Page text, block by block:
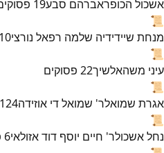
אשכול הכופראברהם סבע19
📜
מנחת שיידידיה שלמה רפאל נורצי10
📜
עיני משהאלשיך22 פסוקים
📜
אגרת שמואלר' שמואל די אוזידה124
📜
נחל אשכולר' חיים יוסף דוד אזולאי6